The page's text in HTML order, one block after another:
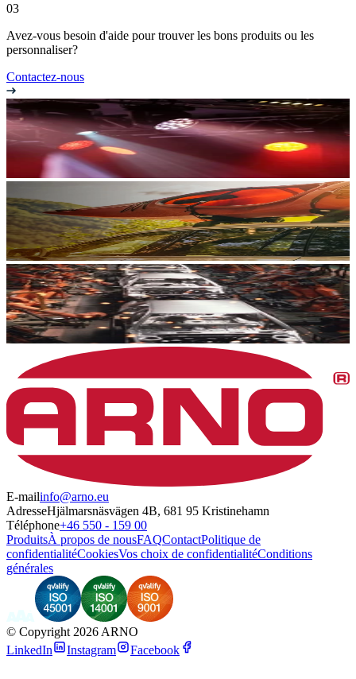
03
Avez-vous besoin d'aide pour trouver les bons produits ou les
personnaliser?
Contactez-nous
E-mailinfo@arno.eu
AdresseHjälmarsnäsvägen 4B, 681 95 Kristinehamn
Téléphone+46 550 - 159 00
ProduitsÀ propos de nousFAQContactPolitique de
confidentialitéCookiesVos choix de confidentialitéConditions
générales
© Copyright 2026 ARNO
LinkedIn
Instagram Facebook